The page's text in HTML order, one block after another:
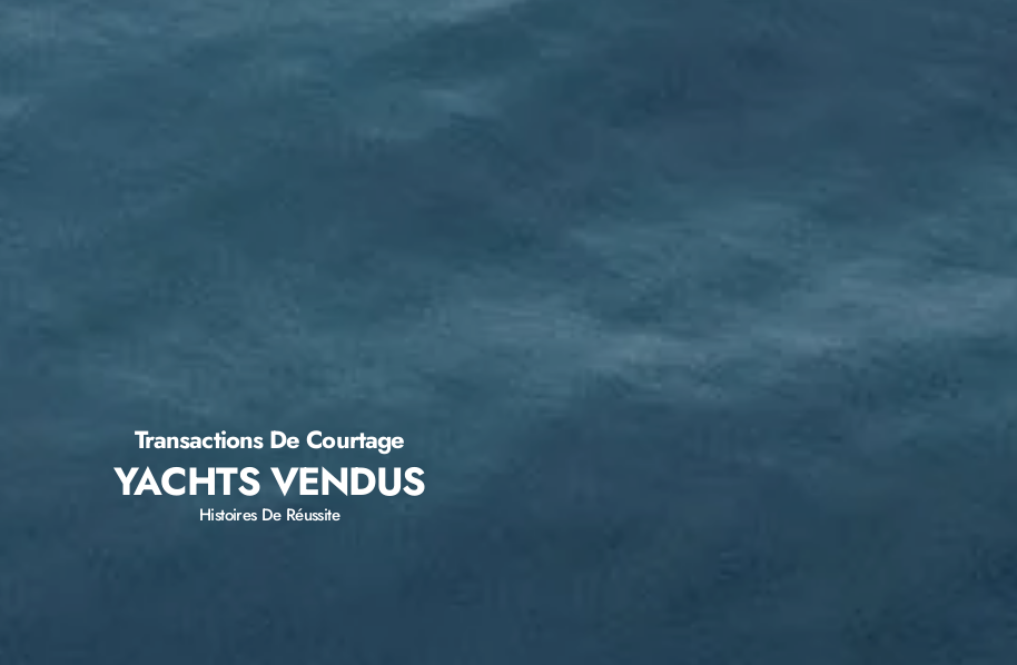
Transactions De Courtage
YACHTS VENDUS
Histoires De Réussite